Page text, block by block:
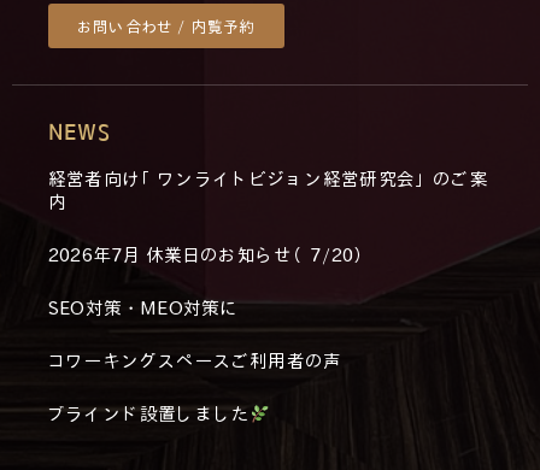
お問い合わせ / 内覧予約
NEWS
経営者向け「ワンライトビジョン経営研究会」のご案
内
2026年7月 休業日のお知らせ（7/20）
SEO対策・MEO対策に
コワーキングスペースご利用者の声
ブラインド設置しました